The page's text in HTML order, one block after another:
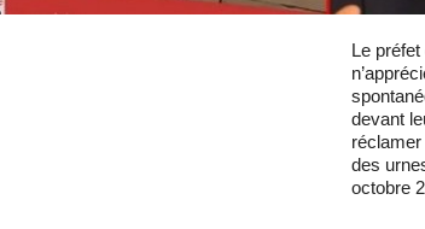
Le
devant
des
octobre